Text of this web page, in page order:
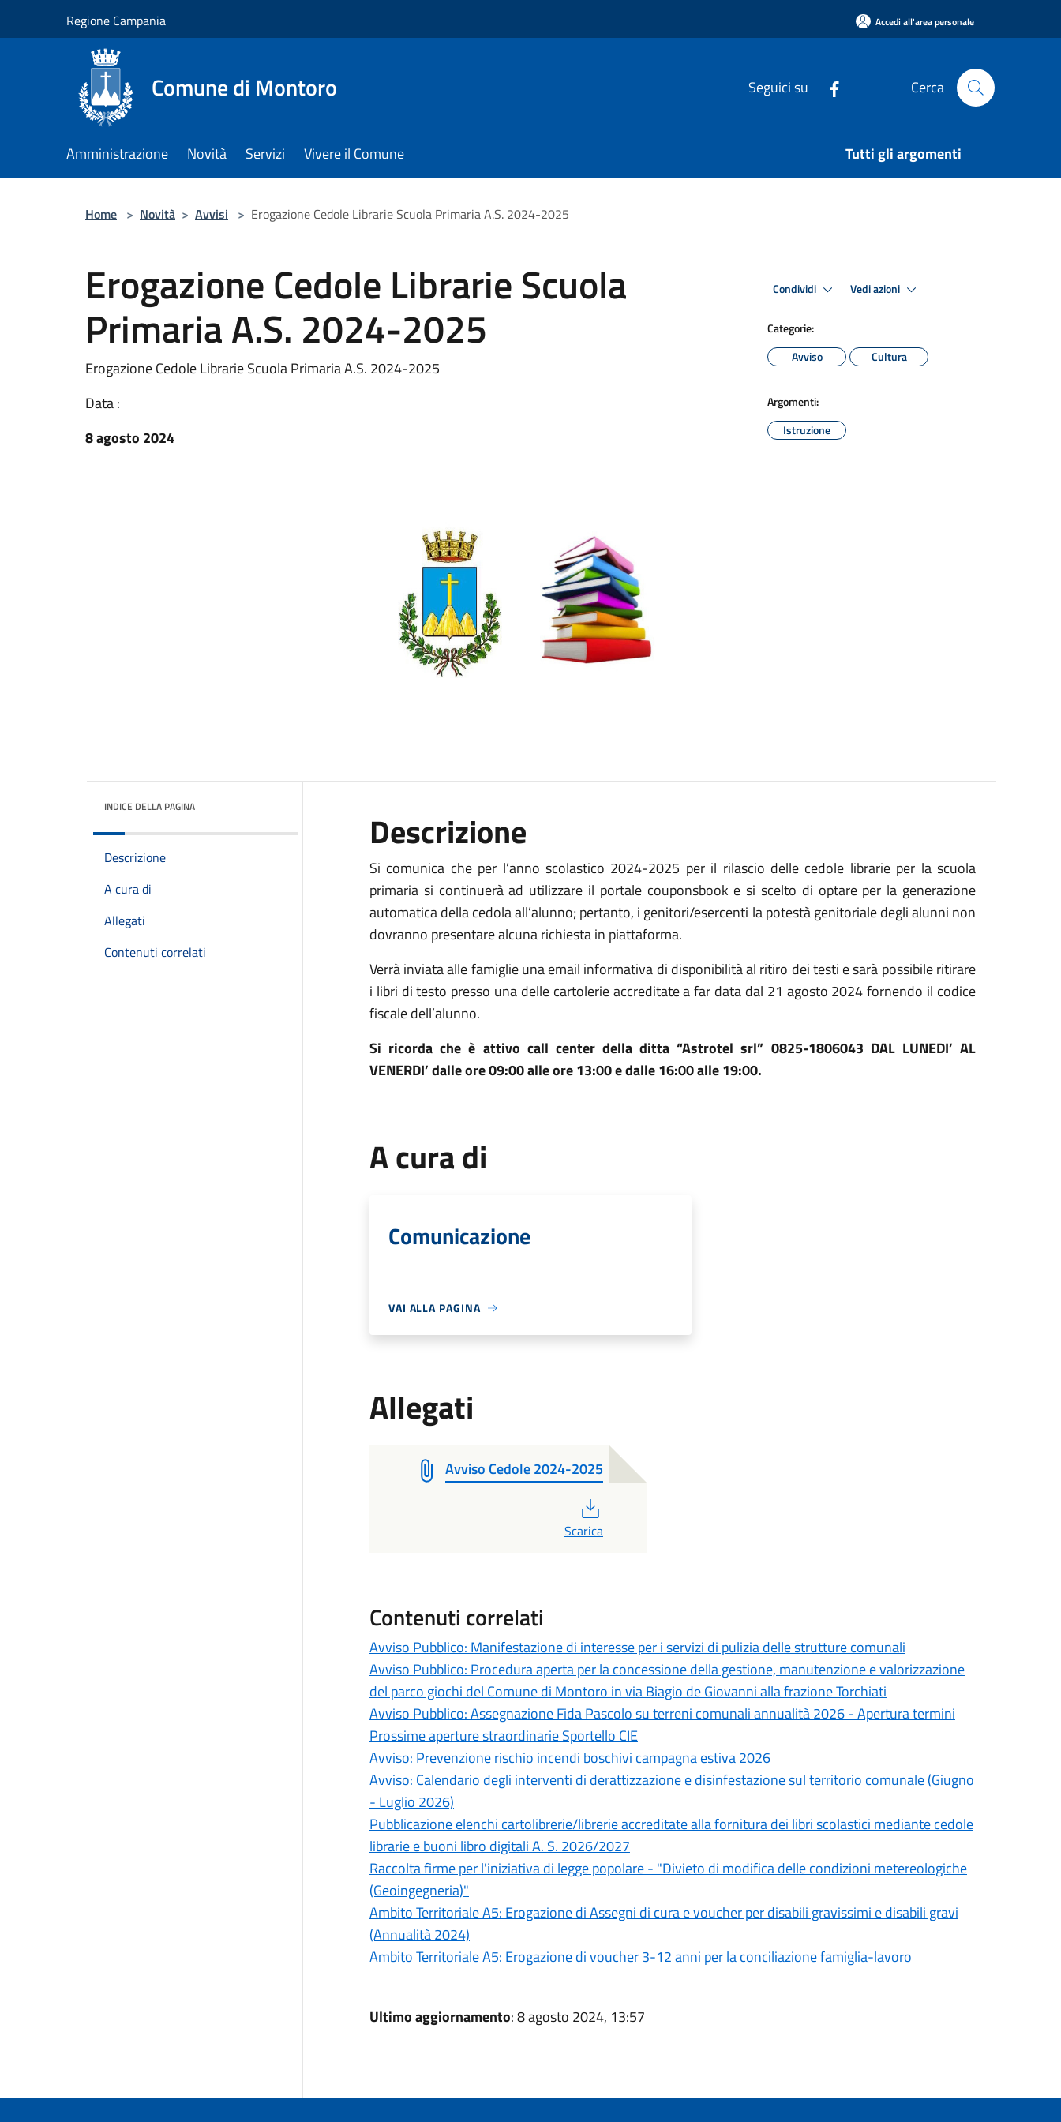
Regione Campania Accedi all'area personale
Comune di Montoro Seguici su Cerca
Amministrazione Novità Servizi Vivere il Comune Tutti gli argomenti
Home > Novità > Avvisi > Erogazione Cedole Librarie Scuola Primaria A.S. 2024-2025
Erogazione Cedole Librarie Scuola
Primaria A.S. 2024-2025
Erogazione Cedole Librarie Scuola Primaria A.S. 2024-2025
Data :
8 agosto 2024
Condividi Vedi azioni
Categorie:
Avviso
Cultura
Argomenti:
Istruzione
INDICE DELLA PAGINA
Descrizione
A cura di
Allegati
Contenuti correlati
Descrizione
Si comunica che per l’anno scolastico 2024-2025 per il rilascio delle cedole librarie per la scuola
primaria si continuerà ad utilizzare il portale couponsbook e si scelto di optare per la generazione
automatica della cedola all’alunno; pertanto, i genitori/esercenti la potestà genitoriale degli alunni non
dovranno presentare alcuna richiesta in piattaforma.
Verrà inviata alle famiglie una email informativa di disponibilità al ritiro dei testi e sarà possibile ritirare
i libri di testo presso una delle cartolerie accreditate a far data dal 21 agosto 2024 fornendo il codice
fiscale dell’alunno.
Si ricorda che è attivo call center della ditta “Astrotel srl” 0825-1806043 DAL LUNEDI’ AL
VENERDI’ dalle ore 09:00 alle ore 13:00 e dalle 16:00 alle 19:00.
A cura di
Comunicazione
VAI ALLA PAGINA
Allegati
Avviso Cedole 2024-2025
Scarica
Contenuti correlati
Avviso Pubblico: Manifestazione di interesse per i servizi di pulizia delle strutture comunali
Avviso Pubblico: Procedura aperta per la concessione della gestione, manutenzione e valorizzazione
del parco giochi del Comune di Montoro in via Biagio de Giovanni alla frazione Torchiati
Avviso Pubblico: Assegnazione Fida Pascolo su terreni comunali annualità 2026 - Apertura termini
Prossime aperture straordinarie Sportello CIE
Avviso: Prevenzione rischio incendi boschivi campagna estiva 2026
Avviso: Calendario degli interventi di derattizzazione e disinfestazione sul territorio comunale (Giugno
- Luglio 2026)
Pubblicazione elenchi cartolibrerie/librerie accreditate alla fornitura dei libri scolastici mediante cedole
librarie e buoni libro digitali A. S. 2026/2027
Raccolta firme per l'iniziativa di legge popolare - "Divieto di modifica delle condizioni metereologiche
(Geoingegneria)"
Ambito Territoriale A5: Erogazione di Assegni di cura e voucher per disabili gravissimi e disabili gravi
(Annualità 2024)
Ambito Territoriale A5: Erogazione di voucher 3-12 anni per la conciliazione famiglia-lavoro
Ultimo aggiornamento: 8 agosto 2024, 13:57